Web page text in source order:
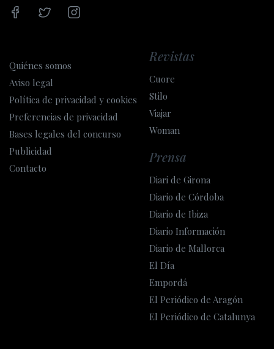
Quiénes somos
Aviso legal
Política de privacidad y cookies
Preferencias de privacidad
Bases legales del concurso
Publicidad
Contacto
Revistas
Cuore
Stilo
Viajar
Woman
Prensa
Diari de Girona
Diario de Córdoba
Diario de Ibiza
Diario Información
Diario de Mallorca
El Día
Empordá
El Periódico de Aragón
El Periódico de Catalunya